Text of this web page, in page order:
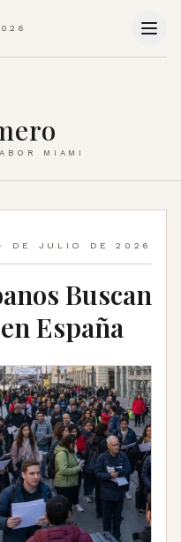
MIAMI
DE JULIO DE 2026
Buscan
España